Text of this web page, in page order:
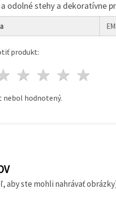
odolné stehy a dekoratívne
produkt:
4
3 hviezdy
2 hviezdy
1 hviezda
nebol hodnotený.
ste mohli nahrávať